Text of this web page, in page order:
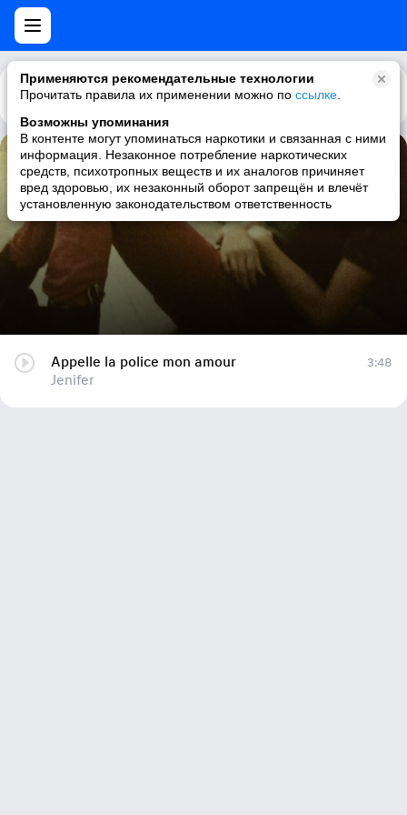
Применяются рекомендательные технологии
Прочитать правила их применении можно по ссылке
Возможны упоминания
В контенте могут упоминаться наркотики и связанная с ними
информация. Незаконное потребление наркотических
средств, психотропных веществ и их аналогов причиняет
вред здоровью, их незаконный оборот запрещён и влечёт
установленную законодательством ответственность
Каталог Рекомендации
Appelle la police mon amour
Jenifer
Appelle la police mon amour
Jenifer
3:48